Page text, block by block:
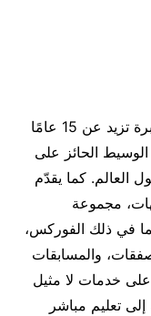
إنّ XM وسيط موثوق به عالميًا يتميّز بخبرة تزيد عن 15 عامًا
الحائز على
عميل حول العالم. كما يقدّم
مجموعة
في ذلك الفوركس،
والمسابقات
على خدمات لا مثيل
تعليم مباشر